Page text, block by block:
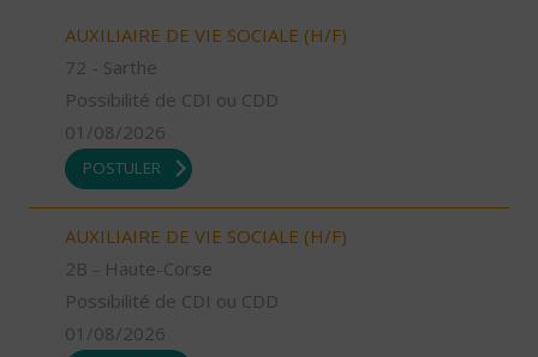
AUXILIAIRE DE VIE SOCIALE (H/F)
72 - Sarthe
Possibilité de CDI ou CDD
01/08/2026
POSTULER
AUXILIAIRE DE VIE SOCIALE (H/F)
2B - Haute-Corse
Possibilité de CDI ou CDD
01/08/2026